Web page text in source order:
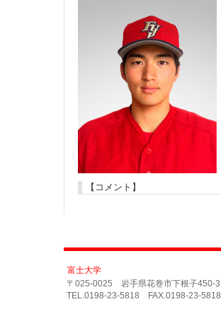
【コメント】
富士大学
〒025-0025 岩手県花巻市下根子450-3
TEL.0198-23-5818 FAX.0198-23-5818